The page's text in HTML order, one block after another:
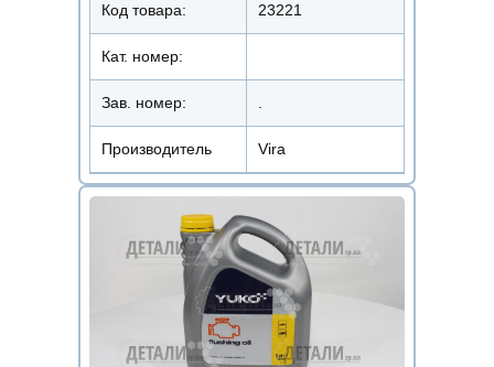
Код товара: 23221
Кат. номер:
Зав. номер:
Производитель Vira